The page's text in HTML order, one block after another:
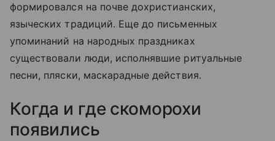
формировался на почве дохристианских,
языческих традиций. Еще до письменных
упоминаний на народных праздниках
существовали люди, исполнявшие ритуальные
песни, пляски, маскарадные действия.
Когда и где скоморохи
появились